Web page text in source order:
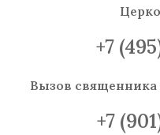
+7
Вызов священника
+7